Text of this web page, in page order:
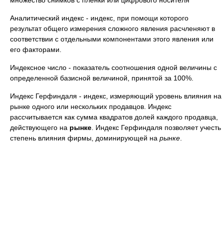
Аналитический индекс - индекс, при помощи которого
результат общего измерения сложного явления расчленяют в
соответствии с отдельными компонентами этого явления или
его факторами.
Индексное число - показатель соотношения одной величины с
определенной базисной величиной, принятой за 100%.
Индекс Герфиндаля - индекс, измеряющий уровень влияния на
рынке одного или нескольких продавцов. Индекс
рассчитывается как сумма квадратов долей каждого продавца,
действующего на рынке . Индекс Герфиндаля позволяет учесть
степень влияния фирмы, доминирующей на рынке